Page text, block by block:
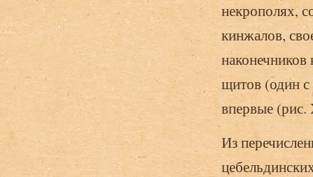
некрополях,
кинжалов,
щитов (один с
впервые
Из